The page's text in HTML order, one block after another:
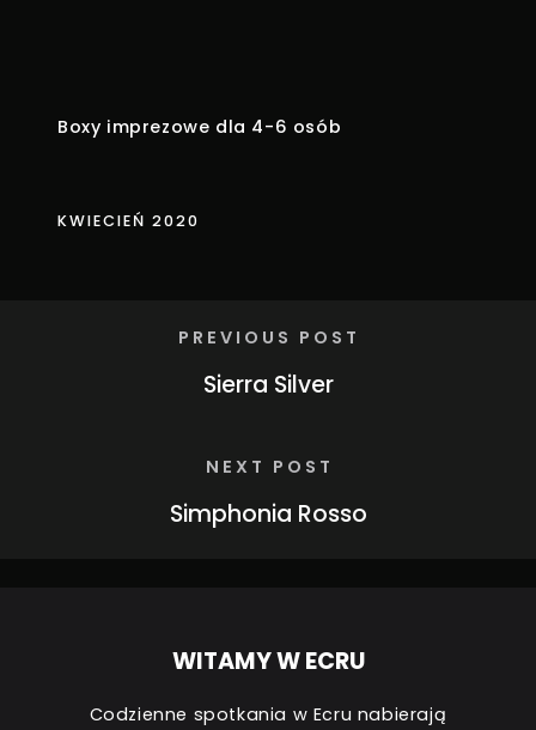
Boxy imprezowe dla 4-6 osób
KWIECIEŃ 2020
PREVIOUS POST
Sierra Silver
NEXT POST
Simphonia Rosso
WITAMY W ECRU
Codzienne spotkania w Ecru nabierają